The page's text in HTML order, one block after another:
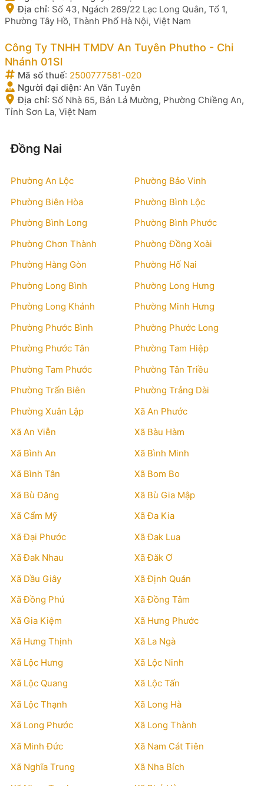
Địa chỉ: Số 43, Ngách 269/22 Lạc Long Quân, Tổ 1,
Phường Tây Hồ, Thành Phố Hà Nội, Việt Nam
Công Ty TNHH TMDV An Tuyên Phutho - Chi
Nhánh 01Sl
Mã số thuế: 2500777581-020
Người đại diện: An Văn Tuyên
Địa chỉ: Số Nhà 65, Bản Lả Mường, Phường Chiềng An,
Tỉnh Sơn La, Việt Nam
Đồng Nai
Phường An Lộc
Phường Bảo Vinh
Phường Biên Hòa
Phường Bình Lộc
Phường Bình Long
Phường Bình Phước
Phường Chơn Thành
Phường Đồng Xoài
Phường Hàng Gòn
Phường Hố Nai
Phường Long Bình
Phường Long Hưng
Phường Long Khánh
Phường Minh Hưng
Phường Phước Bình
Phường Phước Long
Phường Phước Tân
Phường Tam Hiệp
Phường Tam Phước
Phường Tân Triều
Phường Trấn Biên
Phường Trảng Dài
Phường Xuân Lập
Xã An Phước
Xã An Viễn
Xã Bàu Hàm
Xã Bình An
Xã Bình Minh
Xã Bình Tân
Xã Bom Bo
Xã Bù Đăng
Xã Bù Gia Mập
Xã Cẩm Mỹ
Xã Đa Kia
Xã Đại Phước
Xã Đak Lua
Xã Đak Nhau
Xã Đăk Ơ
Xã Dầu Giây
Xã Định Quán
Xã Đồng Phú
Xã Đồng Tâm
Xã Gia Kiệm
Xã Hưng Phước
Xã Hưng Thịnh
Xã La Ngà
Xã Lộc Hưng
Xã Lộc Ninh
Xã Lộc Quang
Xã Lộc Tấn
Xã Lộc Thạnh
Xã Long Hà
Xã Long Phước
Xã Long Thành
Xã Minh Đức
Xã Nam Cát Tiên
Xã Nghĩa Trung
Xã Nha Bích